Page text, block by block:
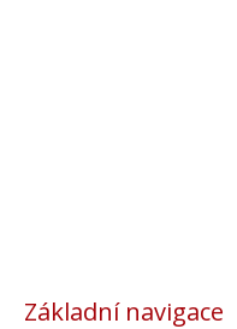
Základní navigace